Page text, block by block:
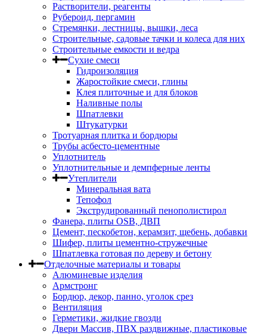
Растворители, реагенты
Рубероид, пергамин
Стремянки, лестницы, вышки, леса
Строительные, садовые тачки и колеса для них
Строительные емкости и ведра
Сухие смеси
Гидроизоляция
Жаростойкие смеси, глины
Клея плиточные и для блоков
Наливные полы
Шпатлевки
Штукатурки
Тротуарная плитка и бордюры
Трубы асбесто-цементные
Уплотнитель
Уплотнительные и демпферные ленты
Утеплители
Минеральная вата
Тепофол
Экструдированный пенополистирол
Фанера, плиты OSB, ДВП
Цемент, пескобетон, керамзит, щебень, добавки
Шифер, плиты цементно-стружечные
Шпатлевка готовая по дереву и бетону
Отделочные материалы и товары
Алюминевые изделия
Армстронг
Бордюр, декор, панно, уголок срез
Вентиляция
Герметики, жидкие гвозди
Двери Массив, ПВХ раздвижные, пластиковые